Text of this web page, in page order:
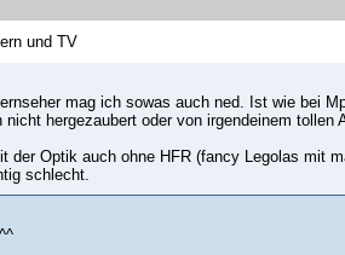
und TV
mag ich sowas auch ned. Ist wie bei
hergezaubert oder von irgendeinem tollen
der Optik auch ohne HFR (fancy Legolas mit
schlecht.